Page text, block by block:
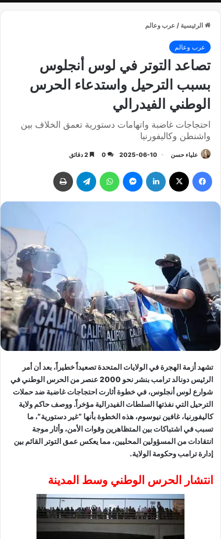
الرئيسية / عرب وعالم
عرب وعالم
تصاعد التوتر في لوس أنجلوس
بسبب الترحيل واستدعاء الحرس
الوطني الفيدرالي
احتجاجات غاضبة واتهامات دستورية تعمق الخلاف بين
واشنطن وكاليفورنيا
علياء حسن 2025-06-10
0
تشهد أزمة الهجرة في الولايات المتحدة تصعيداً خطيراً، بعد أن أمر
الرئيس دونالد ترامب بنشر نحو 2000 عنصر من الحرس الوطني في
شوارع لوس أنجلوس، في خطوة أثارت احتجاجات غاضبة ضد حملات
الترحيل التي نفذتها السلطات الفيدرالية مؤخراً. ووصف حاكم ولاية
كاليفورنيا، غافين نيوسوم، هذه الخطوة بأنها “غير دستورية”، ما
تسبب في اشتباكات بين المتظاهرين وقوات الأمن، وأثار موجة
انتقادات من المسؤولين المحليين، مما يعكس عمق التوتر القائم بين
إدارة ترامب وحكومة الولاية.
انتشار الحرس الوطني وسط المدينة